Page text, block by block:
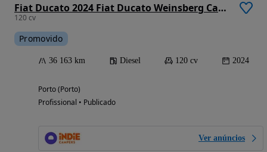
Fiat Ducato 2024 Fiat Ducato Weinsberg Carabus | Manual | Techo Elevable
120 cv
Promovido
36 163 km Diesel 120 cv 2024
Porto (Porto)
Profissional • Publicado
Ver anúncios